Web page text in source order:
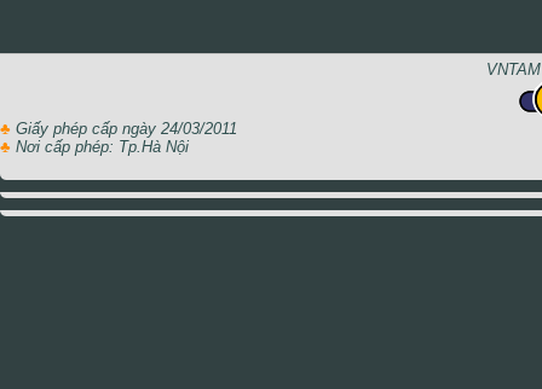
♣ Giấy phép cấp ngày 24/03/2011
♣ Nơi cấp phép: Tp.Hà Nội